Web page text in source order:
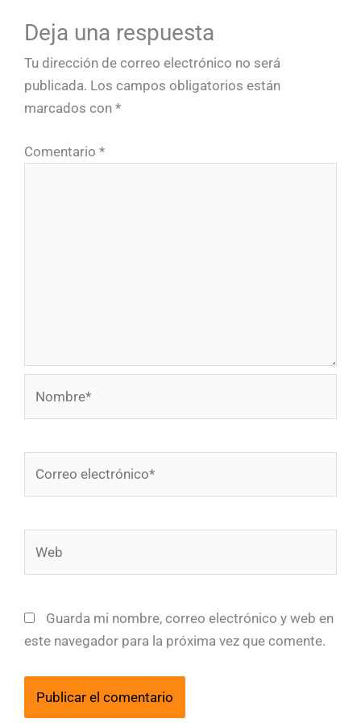
Deja una respuesta
Tu dirección de correo electrónico no será
publicada. Los campos obligatorios están
marcados con *
Comentario *
Guarda mi nombre, correo electrónico y web en
este navegador para la próxima vez que comente.